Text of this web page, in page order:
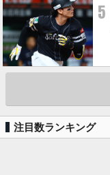
5
注目数ランキング